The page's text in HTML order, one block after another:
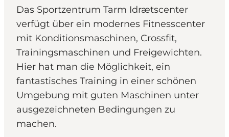
Das Sportzentrum Tarm Idrætscenter
verfügt über ein modernes Fitnesscenter
mit Konditionsmaschinen, Crossfit,
Trainingsmaschinen und Freigewichten.
Hier hat man die Möglichkeit, ein
fantastisches Training in einer schönen
Umgebung mit guten Maschinen unter
ausgezeichneten Bedingungen zu
machen.